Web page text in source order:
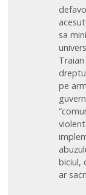
sa
pe
biciul,
ar